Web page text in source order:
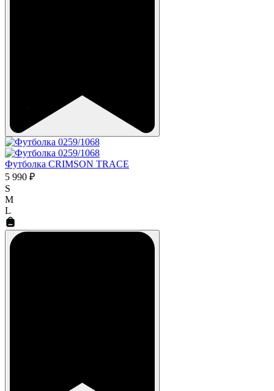
Футболка CRIMSON TRACE
5 990 ₽
S
M
L